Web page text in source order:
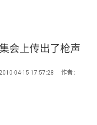
会上传出了枪声
04-15 17:57:28 作者：